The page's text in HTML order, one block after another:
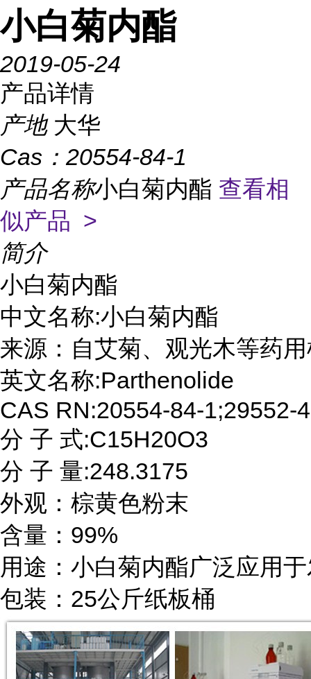
小白菊内酯
2019-05-24
产品详情
产地 大华
Cas： 20554-84-1
产品名称小白菊内酯 查看相
似产品 >
简介
小白菊内酯
中文名称:小白菊内酯
来源：自艾菊、观光木等药
英文名称:Parthenolide
CAS RN:20554-84-1;29552-
分 子 式:C15H20O3
分 子 量:248.3175
外观：棕黄色粉末
含量：99%
用途：小白菊内酯广泛应用
包装：25公斤纸板桶